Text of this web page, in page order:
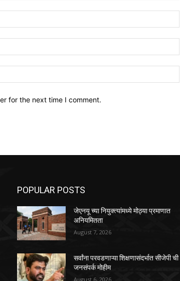
for the next time I comment.
POPULAR POSTS
जेएनयू च्या नियुक्त्यांमध्ये मोठ्या प्रमाणात
अनियमितता
August 7, 2026
सर्वांना परवडणाऱ्या शिक्षणासंदर्भात सीजेपी ची
जनसंपर्क मोहीम
August 6, 2026